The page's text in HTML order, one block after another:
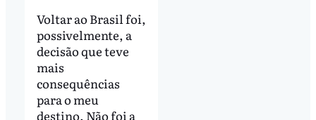
Voltar ao Brasil foi,
possivelmente, a
decisão que teve
mais
consequências
para o meu
destino. Não foi a